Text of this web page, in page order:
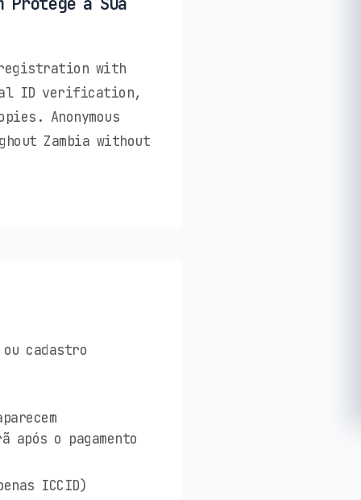
registration with
ID verification,
Anonymous
Zambia without
ou cadastro
após o pagamento
ICCID)